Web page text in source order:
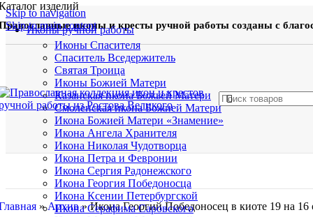
Skip to navigation
Skip to main contentиконы и кресты ручной работы созданы с
изделий
Иконы ручной работы
Иконы Спасителя
Спаситель Вседержитель
Святая Троица
Иконы Божией Матери
Казанская икона Божьей Матери
Смоленская икона Божией Матери
Икона Божией Матери «Знамение»
Икона Ангела Хранителя
Икона Николая Чудотворца
Икона Петра и Февронии
Икона Сергия Радонежского
Икона Георгия Победоносца
Икона Ксении Петербургской
Икона Серафима Саровского
»Архив»Икона Георгий Победоносец в киоте 19 на 16